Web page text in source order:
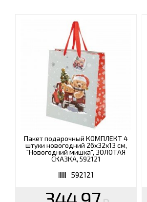
Пакет подарочный КОМПЛЕКТ 4
штуки новогодний 26x32x13 см,
"Новогодний мишка", ЗОЛОТАЯ
СКАЗКА, 592121
592121